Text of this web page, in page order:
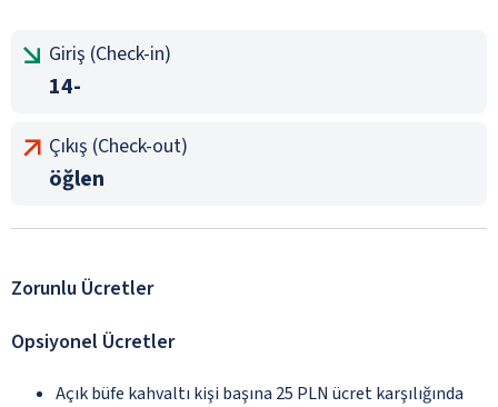
Giriş (Check-in)
14-
Çıkış (Check-out)
öğlen
Zorunlu Ücretler
Opsiyonel Ücretler
Açık büfe kahvaltı kişi başına 25 PLN ücret karşılığında